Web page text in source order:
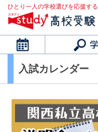
ひとり一人の学校選びを応援する
カレンダー
入試カレンダー